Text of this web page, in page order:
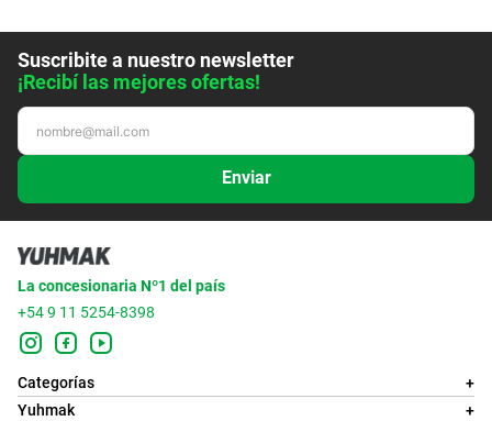
Suscribite a nuestro newsletter
¡Recibí las mejores ofertas!
Enviar
La concesionaria Nº1 del país
+54 9 11 5254-8398
Categorías
+
Yuhmak
+